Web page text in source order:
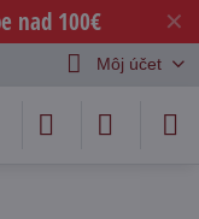
✕
nad 100€
Môj účet